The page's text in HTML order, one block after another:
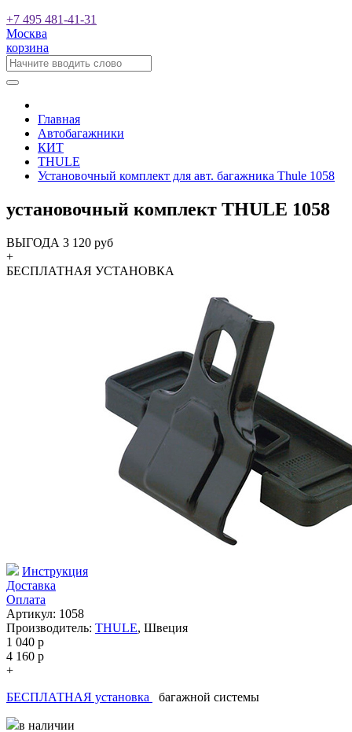
+7 495 481-41-31
Москва
корзина
Главная
Автобагажники
КИТ
THULE
Установочный комплект для авт. багажника Thule 1058
установочный комплект THULE 1058
ВЫГОДА 3 120 руб
+
БЕСПЛАТНАЯ УСТАНОВКА
Инструкция
Доставка
Оплата
Артикул: 1058
Производитель: THULE, Швеция
1 040 p
4 160 p
+
БЕСПЛАТНАЯ установка
багажной системы
в наличии